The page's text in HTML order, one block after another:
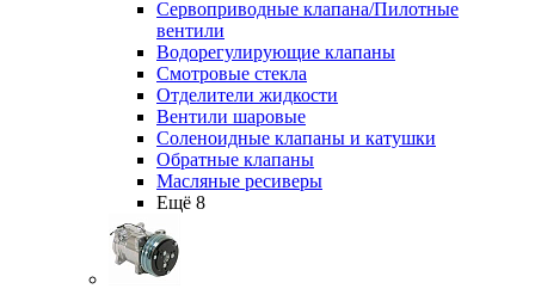
Сервоприводные клапана/Пилотные
вентили
Водорегулирующие клапаны
Смотровые стекла
Отделители жидкости
Вентили шаровые
Соленоидные клапаны и катушки
Обратные клапаны
Масляные ресиверы
Ещё 8